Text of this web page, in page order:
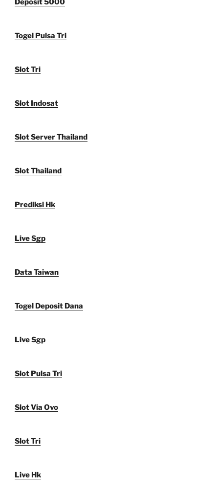
Deposit 5000
Togel Pulsa Tri
Slot Tri
Slot Indosat
Slot Server Thailand
Slot Thailand
Prediksi Hk
Live Sgp
Data Taiwan
Togel Deposit Dana
Live Sgp
Slot Pulsa Tri
Slot Via Ovo
Slot Tri
Live Hk